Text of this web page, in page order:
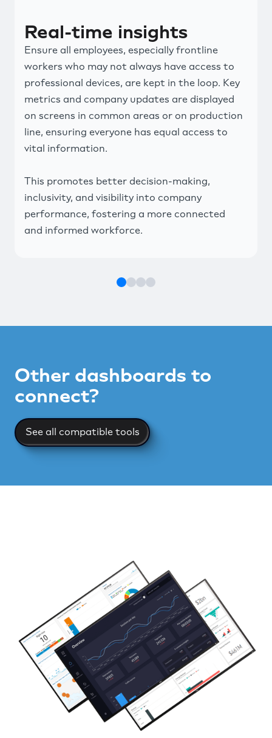
Real-time insights
Ensure all employees, especially frontline
workers who may not always have access to
professional devices, are kept in the loop. Key
metrics and company updates are displayed
on screens in common areas or on production
line, ensuring everyone has equal access to
vital information.
This promotes better decision-making,
inclusivity, and visibility into company
performance, fostering a more connected
and informed workforce.
Other dashboards to
connect?
See all compatible toolsSee all compatible tools